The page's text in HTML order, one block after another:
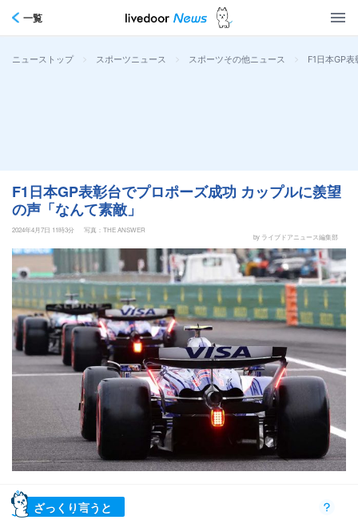
一覧
ニューストップ > スポーツニュース > スポーツその他ニュース > F1日本GP
F1日本GP表彰台でプロポーズ成功 カップルに羨望
の声「なんて素敵」
2024年4月7日 11時3分
写真：THE ANSWER
by ライブドアニュース編集部
ざっくり言うと